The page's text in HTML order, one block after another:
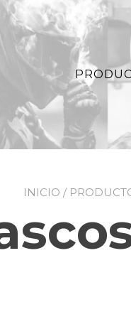
INICIO /